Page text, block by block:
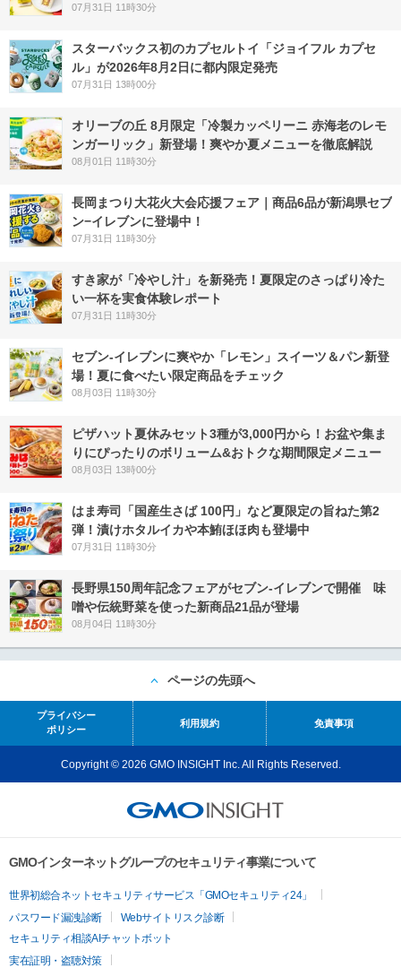
07月31日 11時30分
スターバックス初のカプセルトイ「ジョイフル カプセ
ル」が2026年8月2日に都内限定発売
07月31日 13時00分
オリーブの丘 8月限定「冷製カッペリーニ 赤海老のレモ
ンガーリック」新登場！爽やか夏メニューを徹底解説
08月01日 11時30分
長岡まつり大花火大会応援フェア｜商品6品が新潟県セブ
ン−イレブンに登場中！
07月31日 11時30分
すき家が「冷やし汁」を新発売！夏限定のさっぱり冷た
い一杯を実食体験レポート
07月31日 11時30分
セブン‐イレブンに爽やか「レモン」スイーツ＆パン新登
場！夏に食べたい限定商品をチェック
08月03日 11時30分
ピザハット夏休みセット3種が3,000円から！お盆や集ま
りにぴったりのボリューム&おトクな期間限定メニュー
08月03日 13時00分
はま寿司「国産生さば 100円」など夏限定の旨ねた第2
弾！漬けホタルイカや本鮪ほほ肉も登場中
07月31日 11時30分
長野県150周年記念フェアがセブン-イレブンで開催 味
噌や伝統野菜を使った新商品21品が登場
08月04日 11時30分
ページの先頭へ
プライバシー
ポリシー
利用規約 免責事項
Copyright © 2026 GMO INSIGHT Inc. All Rights Reserved.
GMOインターネットグループのセキュリティ事業について
世界初総合ネットセキュリティサービス「GMOセキュリティ24」
パスワード漏洩診断
Webサイトリスク診断
セキュリティ相談AIチャットボット
実在証明・盗聴対策